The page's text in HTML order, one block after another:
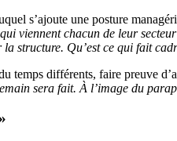
s’ajoute une posture
viennent chacun de leur
structure. Qu’est ce qui fait
temps différents, faire preuve
sera fait. À l’image du